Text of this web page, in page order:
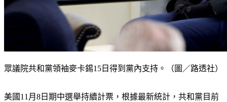
眾議院共和黨領袖麥卡錫15日得到黨內支持。（圖／路透社）
美國11月8日期中選舉持續計票，根據最新統計，共和黨目前